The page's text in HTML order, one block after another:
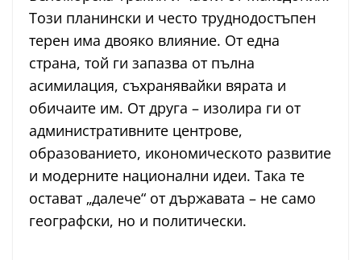
Този планински и често труднодостъпен
терен има двояко влияние. От една
страна, той ги запазва от пълна
асимилация, съхранявайки вярата и
обичаите им. От друга – изолира ги от
административните центрове,
образованието, икономическото развитие
и модерните национални идеи. Така те
остават „далече“ от държавата – не само
географски, но и политически.